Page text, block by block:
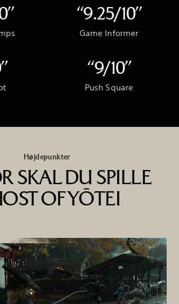
“9.25/10”
Game Informer
“9/10”
Push Square
Højdepunkter
SKAL DU SPILLE
OF YŌTEI